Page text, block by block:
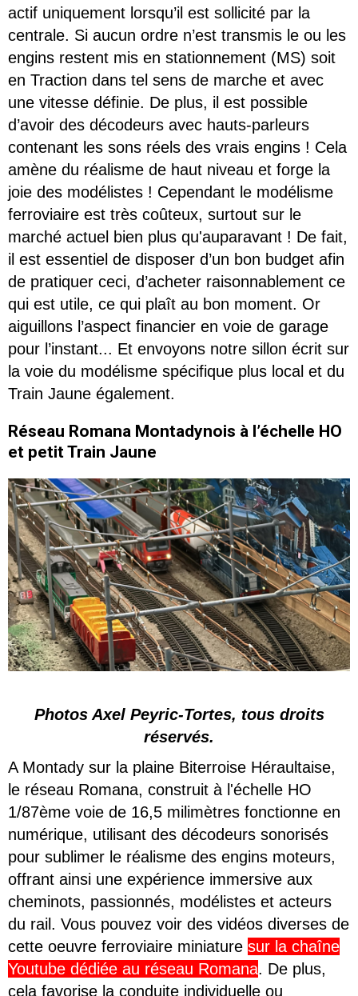
actif uniquement lorsqu’il est sollicité par la
centrale. Si aucun ordre n’est transmis le ou les
engins restent mis en stationnement (MS) soit
en Traction dans tel sens de marche et avec
une vitesse définie. De plus, il est possible
d’avoir des décodeurs avec hauts-parleurs
contenant les sons réels des vrais engins ! Cela
amène du réalisme de haut niveau et forge la
joie des modélistes ! Cependant le modélisme
ferroviaire est très coûteux, surtout sur le
marché actuel bien plus qu'auparavant ! De fait,
il est essentiel de disposer d’un bon budget afin
de pratiquer ceci, d’acheter raisonnablement ce
qui est utile, ce qui plaît au bon moment. Or
aiguillons l’aspect financier en voie de garage
pour l’instant... Et envoyons notre sillon écrit sur
la voie du modélisme spécifique plus local et du
Train Jaune également.
Réseau Romana Montadynois à l’échelle HO
et petit Train Jaune
Photos Axel Peyric-Tortes, tous droits
réservés.
A Montady sur la plaine Biterroise Héraultaise,
le réseau Romana, construit à l'échelle HO
1/87ème voie de 16,5 milimètres fonctionne en
numérique, utilisant des décodeurs sonorisés
pour sublimer le réalisme des engins moteurs,
offrant ainsi une expérience immersive aux
cheminots, passionnés, modélistes et acteurs
du rail. Vous pouvez voir des vidéos diverses de
cette oeuvre ferroviaire miniature sur la chaîne
Youtube dédiée au réseau Romana. De plus,
cela favorise la conduite individuelle ou